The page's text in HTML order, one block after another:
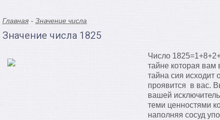
Главная Значение числа
Значение числа 1825
Число
тайне которая вам
тайна сия исходит
проявится в вас.
вашей
теми ценностями
наполняя сосуд